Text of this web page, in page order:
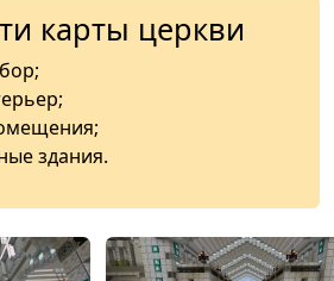
карты церкви
здания.